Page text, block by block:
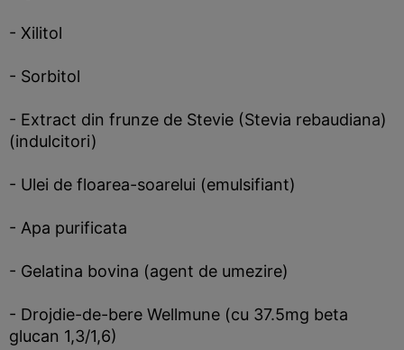
- Xilitol
- Sorbitol
- Extract din frunze de Stevie (Stevia rebaudiana)
(indulcitori)
- Ulei de floarea-soarelui (emulsifiant)
- Apa purificata
- Gelatina bovina (agent de umezire)
- Drojdie-de-bere Wellmune (cu 37.5mg beta
glucan 1,3/1,6)